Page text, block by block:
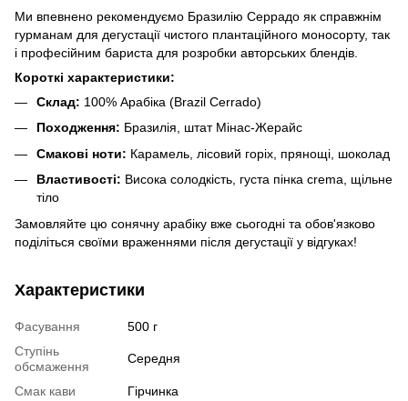
Ми впевнено рекомендуємо Бразилію Серрадо як справжнім
гурманам для дегустації чистого плантаційного моносорту, так
і професійним бариста для розробки авторських блендів.
Короткі характеристики:
Склад: 100% Арабіка (Brazil Cerrado)
Походження: Бразилія, штат Мінас-Жерайс
Смакові ноти: Карамель, лісовий горіх, прянощі, шоколад
Властивості: Висока солодкість, густа пінка crema, щільне
тіло
Замовляйте цю сонячну арабіку вже сьогодні та обов'язково
поділіться своїми враженнями після дегустації у відгуках!
Характеристики
Фасування
500 г
Ступінь
обсмаження
Середня
Смак кави
Гірчинка